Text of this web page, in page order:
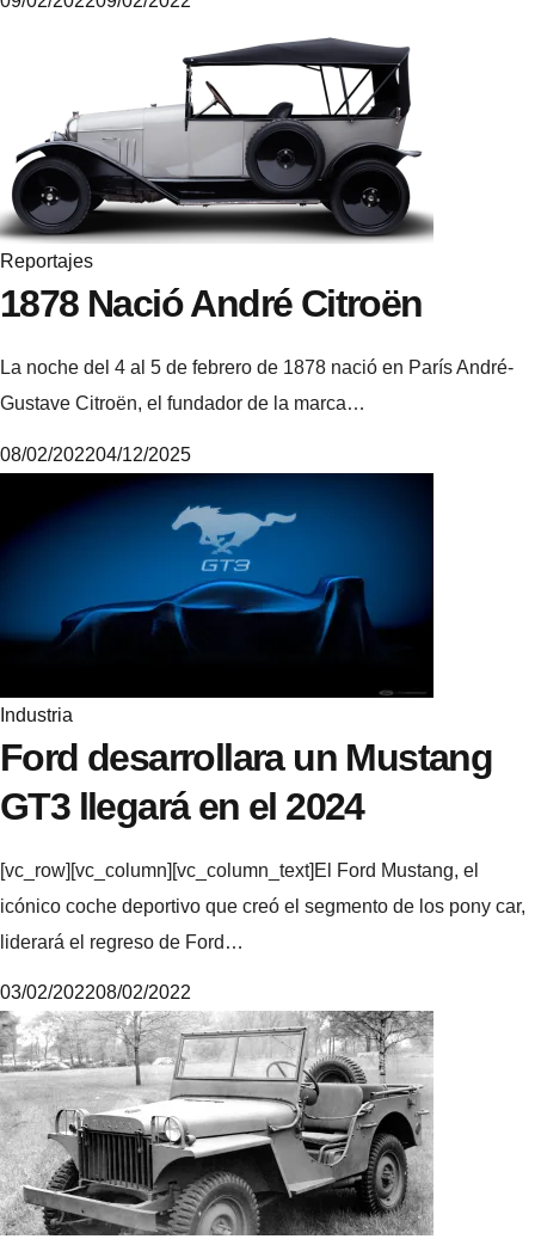
Reportajes
1878 Nació André Citroën
La noche del 4 al 5 de febrero de 1878 nació en París André-
Gustave Citroën, el fundador de la marca…
08/02/202204/12/2025
Industria
Ford desarrollara un Mustang
GT3 llegará en el 2024
[vc_row][vc_column][vc_column_text]El Ford Mustang, el
icónico coche deportivo que creó el segmento de los pony car,
liderará el regreso de Ford…
M
i
k
e
03/02/202208/02/2022